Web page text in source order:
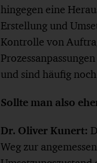
hingegen eine
Erstellung und
Kontrolle von
und sind häufig
Sollte man also
Dr. Oliver Kunert:
Weg zur